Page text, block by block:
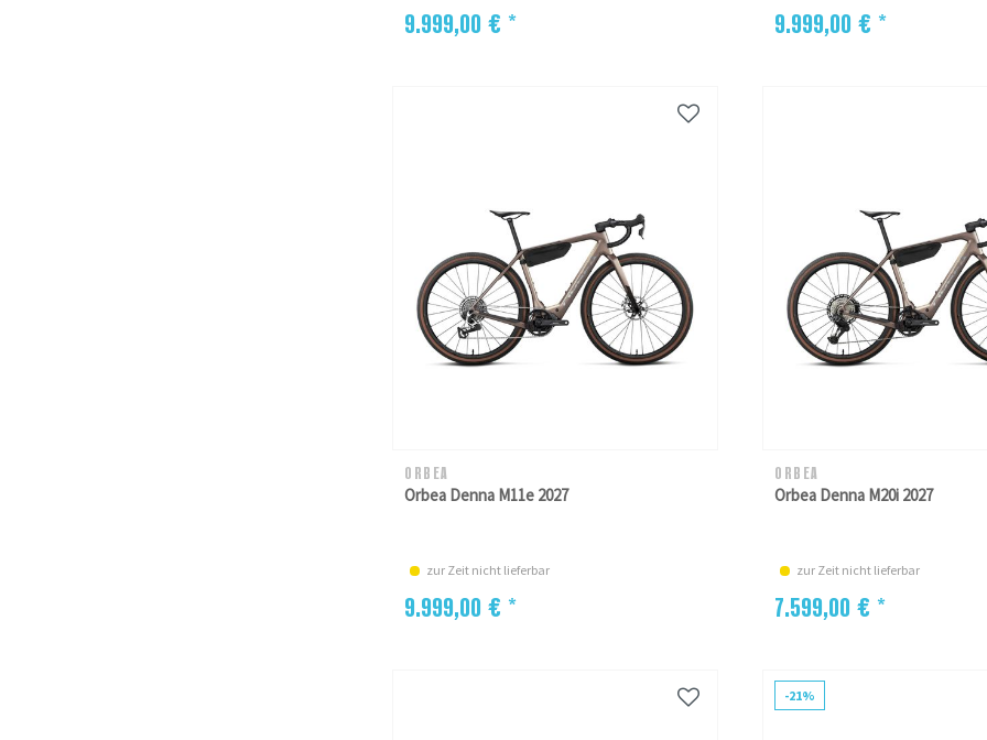
9.999,00 € * 9.999,00 € *
ORBEA
Orbea Denna M11e 2027
zur Zeit nicht lieferbar
9.999,00 € *
ORBEA
Orbea Denna M20i 2027
zur Zeit nicht lieferbar
7.599,00 € *
-21%